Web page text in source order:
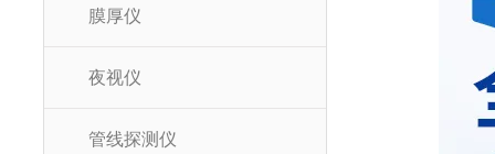
膜厚仪
夜视仪
管线探测仪